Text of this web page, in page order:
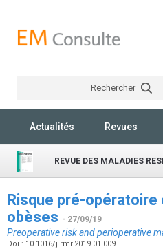
Rechercher
Actualités Revues
REVUE DES MALADIES
Risque pré-
obèses - 27/09/19
Preoperative risk and perioperative
Doi : 10.1016/j.rmr.2019.01.009